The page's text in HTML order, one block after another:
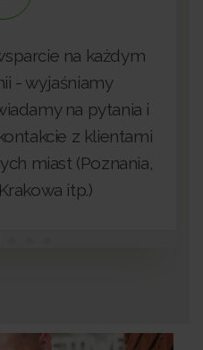
Jesteśmy na
branży i stale